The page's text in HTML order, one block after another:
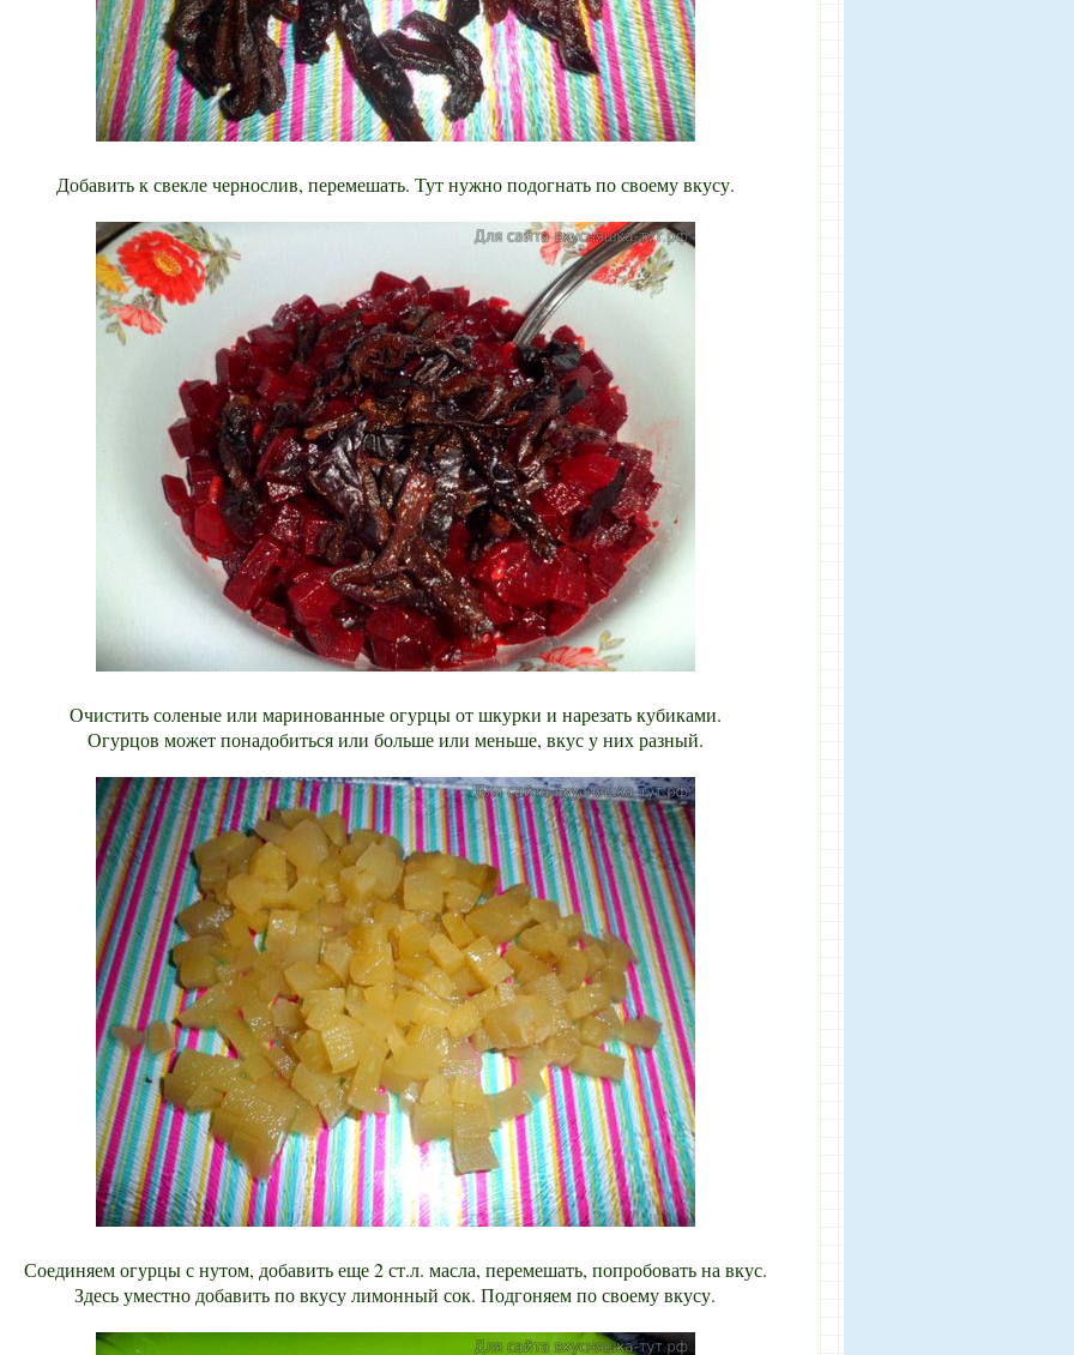
Добавить к свекле чернослив, перемешать. Тут нужно подогнать по своему вкусу.
Очистить соленые или маринованные огурцы от шкурки и нарезать кубиками.
Огурцов может понадобиться или больше или меньше, вкус у них разный.
Соединяем огурцы с нутом, добавить еще 2 ст.л. масла, перемешать, попробовать на вкус.
Здесь уместно добавить по вкусу лимонный сок. Подгоняем по своему вкусу.